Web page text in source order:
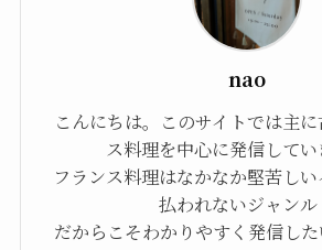
nao
こんにちは。このサイトでは主
ス料理を中心に発信してい
フランス料理はなかなか堅苦し
払われないジャンル
だからこそわかりやすく発信した